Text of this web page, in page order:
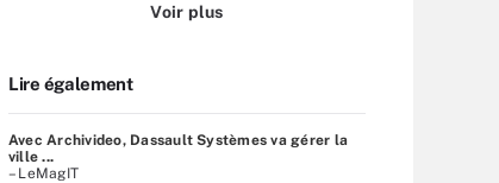
Voir plus
Lire également
Avec Archivideo, Dassault Systèmes va gérer la
ville ...
– LeMagIT